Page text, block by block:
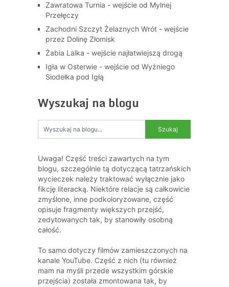
Zawratowa Turnia - wejście od Mylnej
Przełęczy
Zachodni Szczyt Żelaznych Wrót - wejście
przez Dolinę Złomisk
Żabia Lalka - wejście najłatwiejszą drogą
Igła w Osterwie - wejście od Wyżniego
Siodełka pod Igłą
Wyszukaj na blogu
Uwaga! Część treści zawartych na tym
blogu, szczególnie tą dotyczącą tatrzańskich
wycieczek należy traktować wyłącznie jako
fikcję literacką. Niektóre relacje są całkowicie
zmyślone, inne podkoloryzowane, część
opisuje fragmenty większych przejść,
zedytowanych tak, by stanowiły osobną
całość.
To samo dotyczy filmów zamieszczonych na
kanale YouTube. Część z nich (tu również
mam na myśli przede wszystkim górskie
przejścia) została zmontowana tak, by